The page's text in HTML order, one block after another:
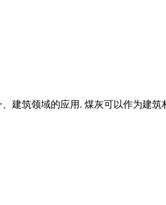
建筑领域的应用. 煤灰可以作为建筑